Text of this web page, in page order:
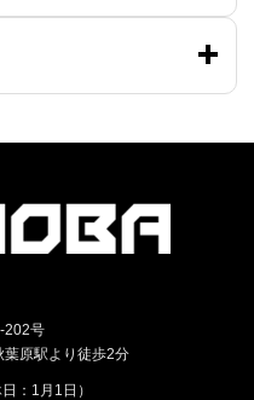
202号
原駅より徒歩2分
：1月1日）